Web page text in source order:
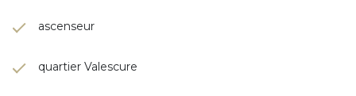
ascenseur
quartier Valescure